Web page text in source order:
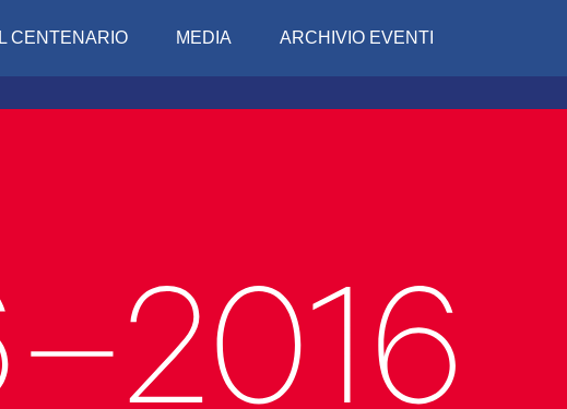
IL CENTENARIO MEDIA ARCHIVIO EVENTI